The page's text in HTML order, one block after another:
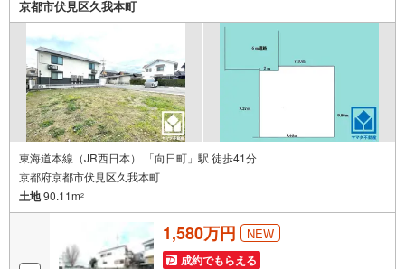
京都市伏見区久我本町
東海道本線（JR西日本） 「向日町」駅 徒歩41分
京都府京都市伏見区久我本町
土地90.11m2
1,580万円 NEW
成約でもらえる